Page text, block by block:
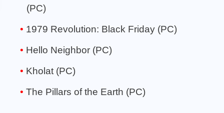
(PC)
1979 Revolution: Black Friday (PC)
Hello Neighbor (PC)
Kholat (PC)
The Pillars of the Earth (PC)